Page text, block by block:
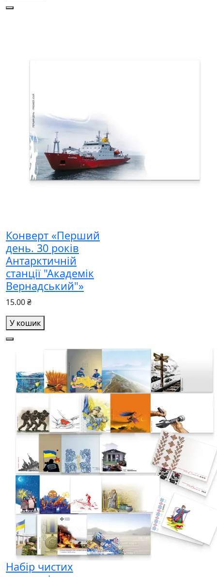
Конверт «Перший
день. 30 років
Антарктичній
станції "Академік
Вернадський"»
15.00 ₴
У кошик
Набір чистих